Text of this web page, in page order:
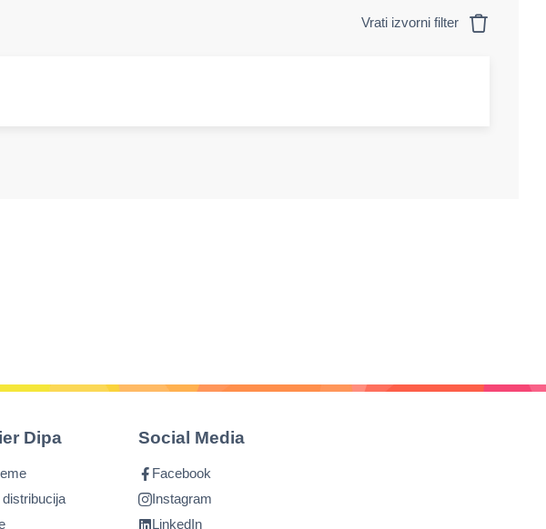
Vrati izvorni filter
Dipa Social Media
Facebook
Instagram
LinkedIn